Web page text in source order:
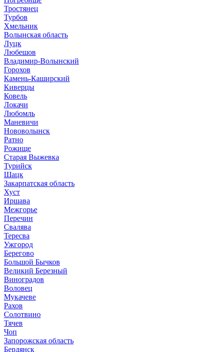
Тростянец
Турбов
Хмельник
Волынская область
Луцк
Любешов
Владимир-Волынский
Горохов
Камень-Каширский
Киверцы
Ковель
Локачи
Любомль
Маневичи
Нововолынск
Ратно
Рожище
Старая Выжевка
Турийск
Шацк
Закарпатская область
Хуст
Иршава
Межгорье
Перечин
Свалява
Тересва
Ужгород
Берегово
Большой Бычков
Великий Березный
Виноградов
Воловец
Мукачеве
Рахов
Солотвино
Тячев
Чоп
Запорожская область
Бердянск